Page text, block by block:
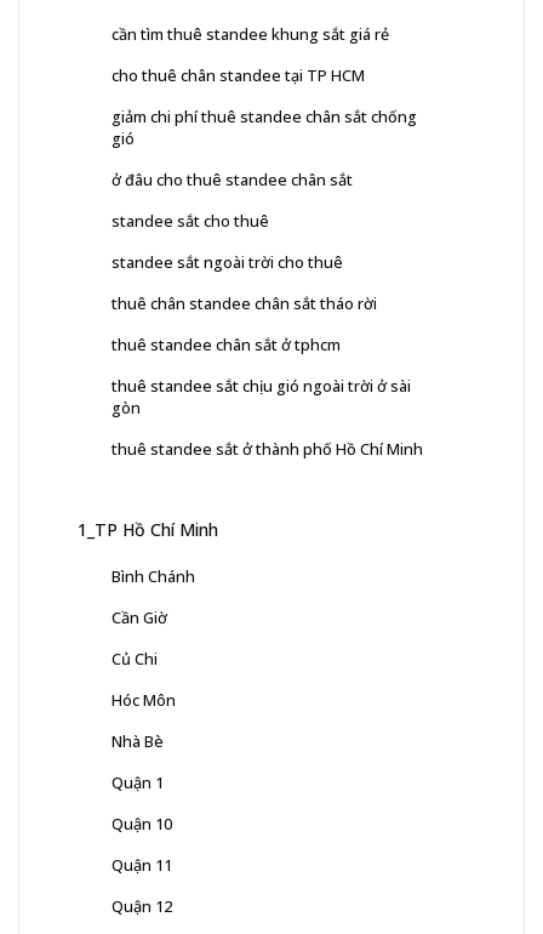
cần tìm thuê standee khung sắt giá rẻ
cho thuê chân standee tại TP HCM
giảm chi phí thuê standee chân sắt chống
gió
ở đâu cho thuê standee chân sắt
standee sắt cho thuê
standee sắt ngoài trời cho thuê
thuê chân standee chân sắt tháo rời
thuê standee chân sắt ở tphcm
thuê standee sắt chịu gió ngoài trời ở sài
gòn
thuê standee sắt ở thành phố Hồ Chí Minh
1_TP Hồ Chí Minh
Bình Chánh
Cần Giờ
Củ Chi
Hóc Môn
Nhà Bè
Quận 1
Quận 10
Quận 11
Quận 12